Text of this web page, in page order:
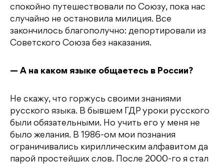
спокойно путешествовали по Союзу, пока нас
случайно не остановила милиция. Все
закончилось благополучно: депортировали из
Советского Союза без наказания.
— А на каком языке общаетесь в России?
Не скажу, что горжусь своими знаниями
русского языка. В бывшем ГДР уроки русского
были обязательными. Но учить его у меня не
было желания. В 1986-ом мои познания
ограничивались кириллическим алфавитом да
парой простейших слов. После 2000-го я стал